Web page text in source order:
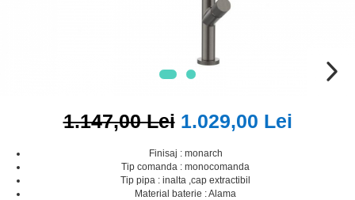
1.147,00 Lei 1.029,00 Lei
Finisaj : monarch
Tip comanda : monocomanda
Tip pipa : inalta ,cap extractibil
Material baterie : Alama